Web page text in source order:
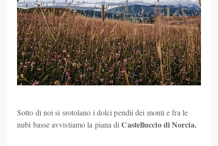
Sotto di noi si srotolano i dolci pendii dei monti e fra le
nubi basse avvistiamo la piana diCastelluccio di Norcia.